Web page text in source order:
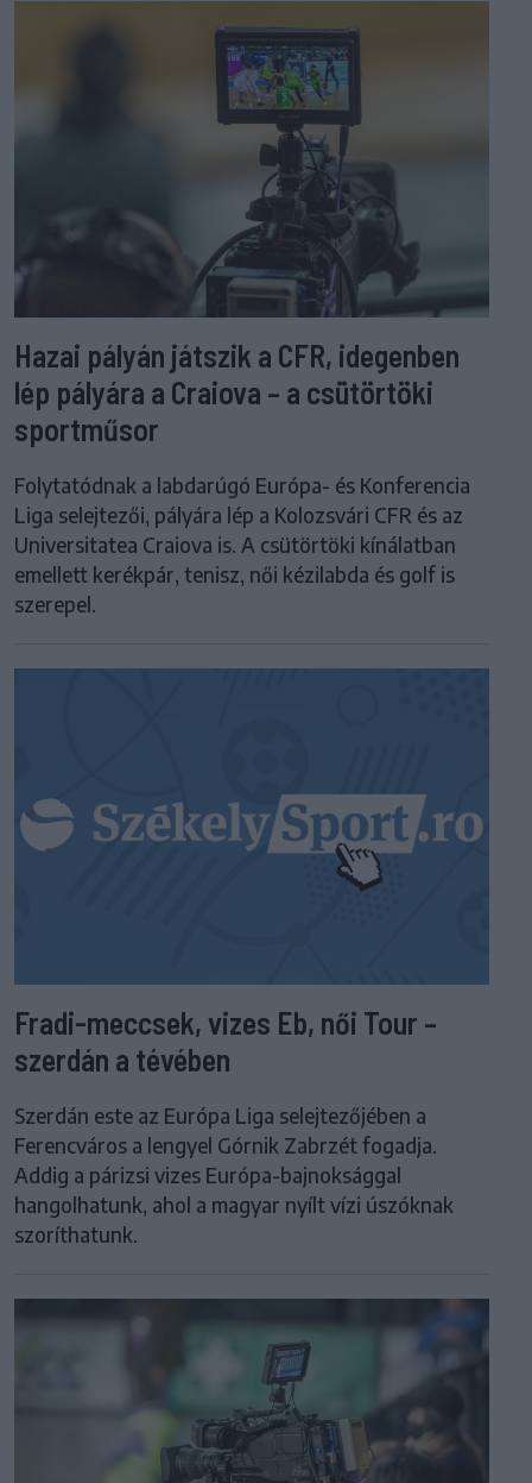
Hazai pályán játszik a CFR, idegenben
lép pályára a Craiova – a csütörtöki
sportműsor
Folytatódnak a labdarúgó Európa- és Konferencia
Liga selejtezői, pályára lép a Kolozsvári CFR és az
Universitatea Craiova is. A csütörtöki kínálatban
emellett kerékpár, tenisz, női kézilabda és golf is
szerepel.
Fradi-meccsek, vizes Eb, női Tour –
szerdán a tévében
Szerdán este az Európa Liga selejtezőjében a
Ferencváros a lengyel Górnik Zabrzét fogadja.
Addig a párizsi vizes Európa-bajnoksággal
hangolhatunk, ahol a magyar nyílt vízi úszóknak
szoríthatunk.